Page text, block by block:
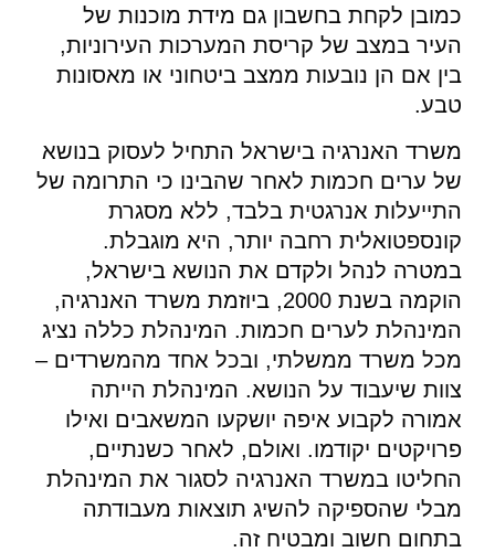
כמובן לקחת בחשבון גם מידת מוכנות של
העיר במצב של קריסת המערכות העירוניות,
בין אם הן נובעות ממצב ביטחוני או מאסונות
טבע.
משרד האנרגיה בישראל התחיל לעסוק בנושא
של ערים חכמות לאחר שהבינו כי התרומה של
התייעלות אנרגטית בלבד, ללא מסגרת
קונספטואלית רחבה יותר, היא מוגבלת.
במטרה לנהל ולקדם את הנושא בישראל,
הוקמה בשנת 2000, ביוזמת משרד האנרגיה,
המינהלת לערים חכמות. המינהלת כללה נציג
מכל משרד ממשלתי, ובכל אחד מהמשרדים –
צוות שיעבוד על הנושא. המינהלת הייתה
אמורה לקבוע איפה יושקעו המשאבים ואילו
פרויקטים יקודמו. ואולם, לאחר כשנתיים,
החליטו במשרד האנרגיה לסגור את המינהלת
מבלי שהספיקה להשיג תוצאות מעבודתה
בתחום חשוב ומבטיח זה.